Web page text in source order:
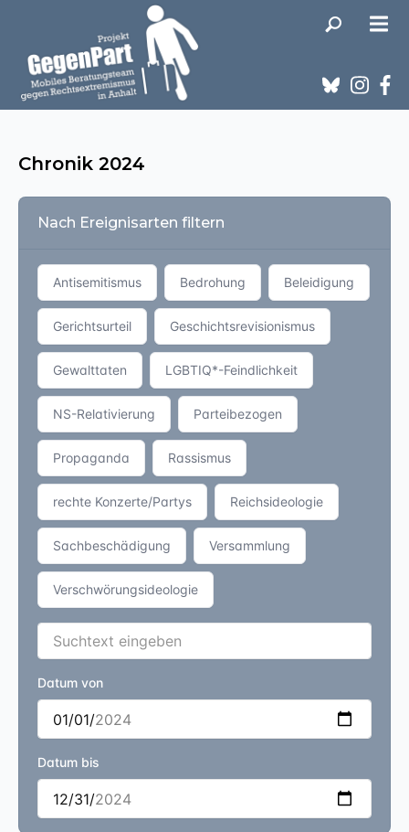
Chronik 2024
Nach Ereignisarten filtern
Antisemitismus Bedrohung Beleidigung
Gerichtsurteil Geschichtsrevisionismus
Gewalttaten LGBTIQ*-Feindlichkeit
NS-Relativierung Parteibezogen
Propaganda Rassismus
rechte Konzerte/Partys Reichsideologie
Sachbeschädigung Versammlung
Verschwörungsideologie
Datum von
Datum bis